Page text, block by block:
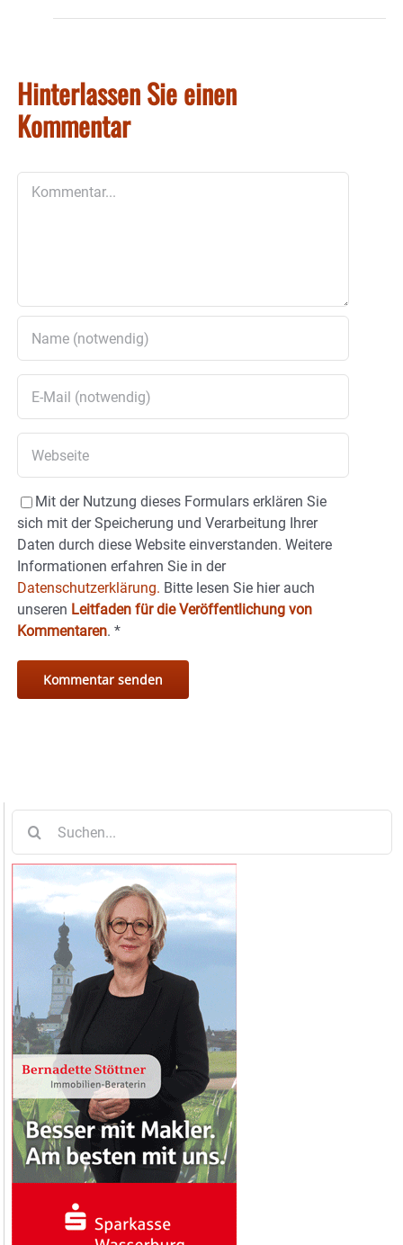
Hinterlassen Sie einen
Kommentar
Mit der Nutzung dieses Formulars erklären Sie
sich mit der Speicherung und Verarbeitung Ihrer
Daten durch diese Website einverstanden. Weitere
Informationen erfahren Sie in der
Datenschutzerklärung. Bitte lesen Sie hier auch
unseren Leitfaden für die Veröffentlichung von
Kommentaren. *
nach: